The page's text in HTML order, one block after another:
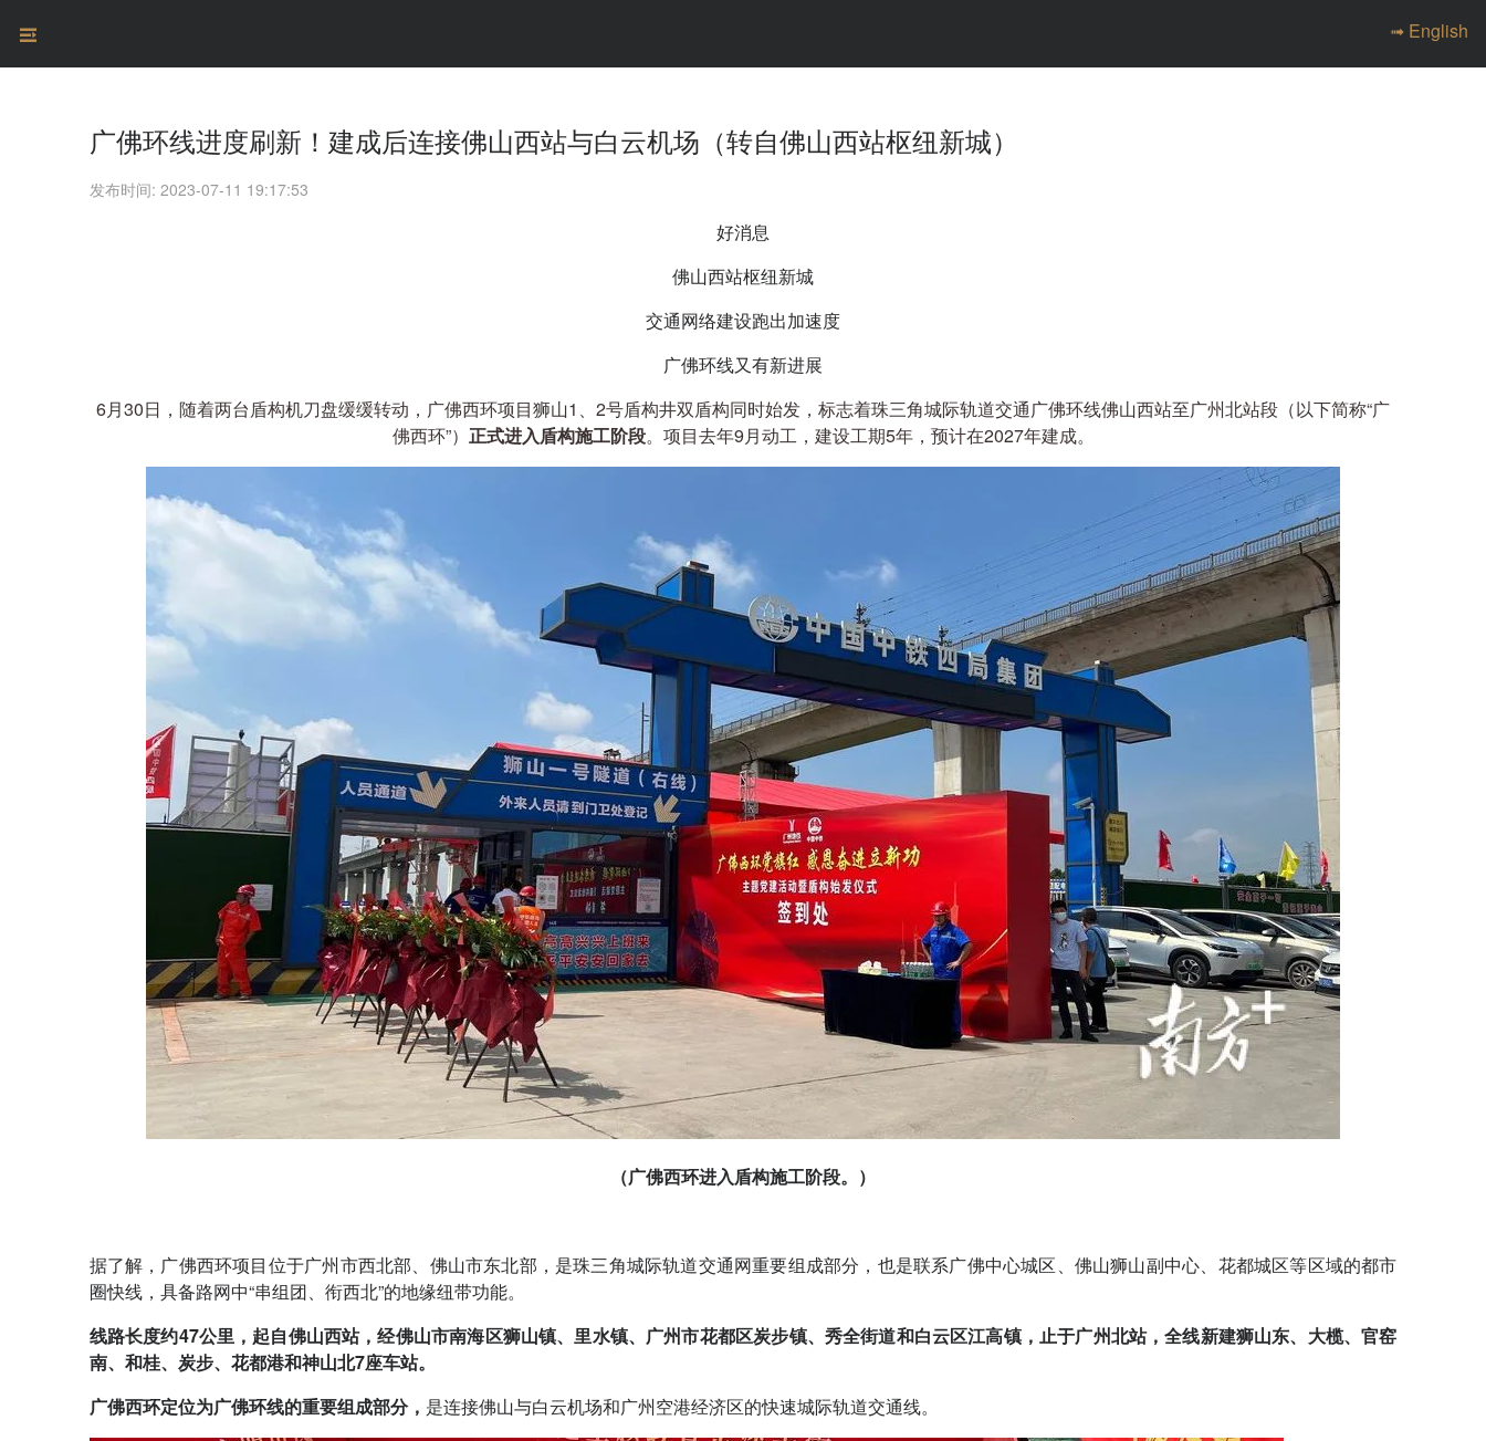
➟ English
广佛环线进度刷新！建成后连接佛山西站与白云机场（转自佛山西站枢纽新城）
发布时间: 2023-07-11 19:17:53
好消息
佛山西站枢纽新城
交通网络建设跑出加速度
广佛环线又有新进展
6月30日，随着两台盾构机刀盘缓缓转动，广佛西环项目狮山1、2号盾构井双盾构同时始发，标志着珠三角城际轨道交通广佛环线佛山西站至广州北站段（以下简称“广
佛西环”） 正式进入盾构施工阶段。项目去年9月动工，建设工期5年，预计在2027年建成。
（广佛西环进入盾构施工阶段。）
据了解，广佛西环项目位于广州市西北部、佛山市东北部，是珠三角城际轨道交通网重要组成部分，也是联系广佛中心城区、佛山狮山副中心、花都城区等区域的都市
圈快线，具备路网中“串组团、衔西北”的地缘纽带功能。
线路长度约47公里，起自佛山西站，经佛山市南海区狮山镇、里水镇、广州市花都区炭步镇、秀全街道和白云区江高镇，止于广州北站，全线新建狮山东、大榄、官窑
南、和桂、炭步、花都港和神山北7座车站。
广佛西环定位为广佛环线的重要组成部分， 是连接佛山与白云机场和广州空港经济区的快速城际轨道交通线。